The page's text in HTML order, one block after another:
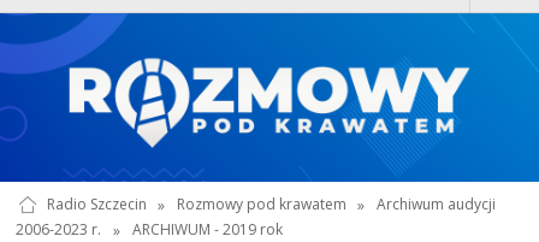
Radio Szczecin » Rozmowy pod krawatem » Archiwum audycji
2006-2023 r.
» ARCHIWUM - 2019 rok